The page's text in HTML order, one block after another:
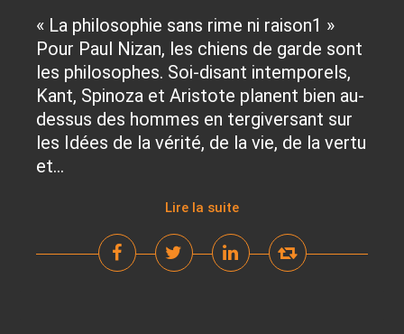
« La philosophie sans rime ni raison1 »
Pour Paul Nizan, les chiens de garde sont
les philosophes. Soi-disant intemporels,
Kant, Spinoza et Aristote planent bien au-
dessus des hommes en tergiversant sur
les Idées de la vérité, de la vie, de la vertu
et...
Lire la suite